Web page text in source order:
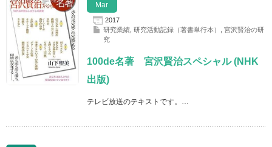
Mar
2017
研究業績, 研究活動記録（著書単行本）
宮沢賢治の研
究
100de名著 宮沢賢治スペシャル (NHK
出版)
テレビ放送のテキストです。…